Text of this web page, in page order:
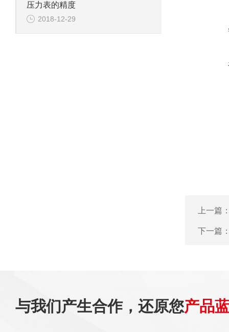
上一篇
下一篇
压力表的精度
2018-12-29
与我们产生合作，还原您产品